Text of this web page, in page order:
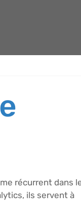
récurrent dans
ils servent à